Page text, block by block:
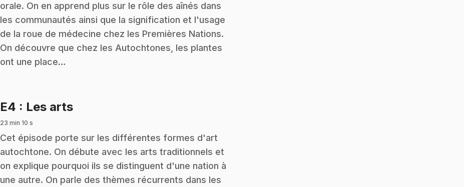
orale. On en apprend plus sur le rôle des aînés dans
les communautés ainsi que la signification et l'usage
de la roue de médecine chez les Premières Nations.
On découvre que chez les Autochtones, les plantes
ont une place…
E4 : Les arts.
23 min 10 s
.Cet épisode porte sur les différentes formes d'art
autochtone. On débute avec les arts traditionnels et
on explique pourquoi ils se distinguent d'une nation à
une autre. On parle des thèmes récurrents dans les